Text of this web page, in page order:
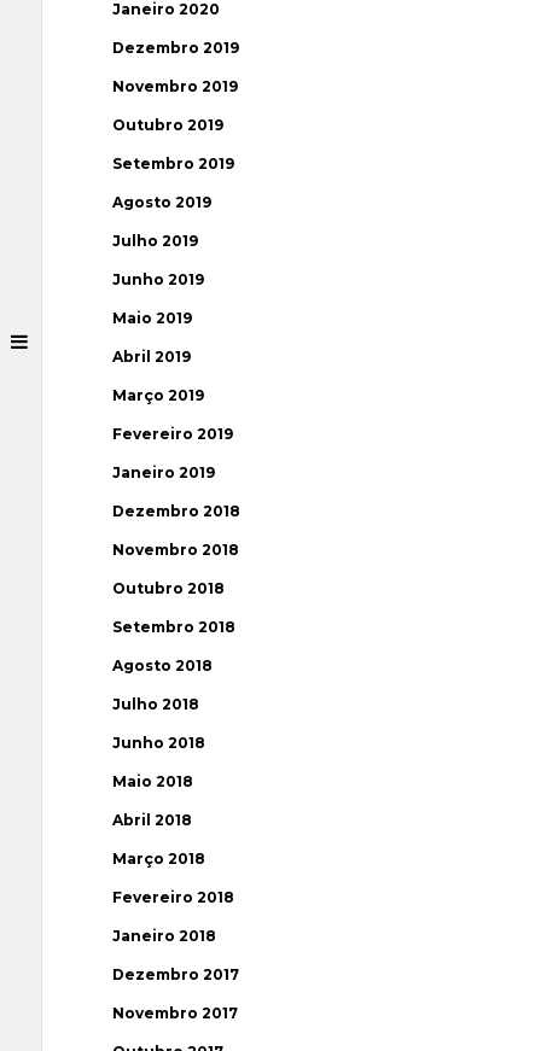
Janeiro 2020
Dezembro 2019
Novembro 2019
Outubro 2019
Setembro 2019
Agosto 2019
Julho 2019
Junho 2019
Maio 2019
Abril 2019
Março 2019
Fevereiro 2019
Janeiro 2019
Dezembro 2018
Novembro 2018
Outubro 2018
Setembro 2018
Agosto 2018
Julho 2018
Junho 2018
Maio 2018
Abril 2018
Março 2018
Fevereiro 2018
Janeiro 2018
Dezembro 2017
Novembro 2017